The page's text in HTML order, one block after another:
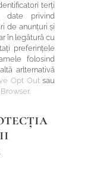
terți
date privind
de anunțuri și
în legătură cu
preferințele
folosind
arlternativă
Opt Outsau
.